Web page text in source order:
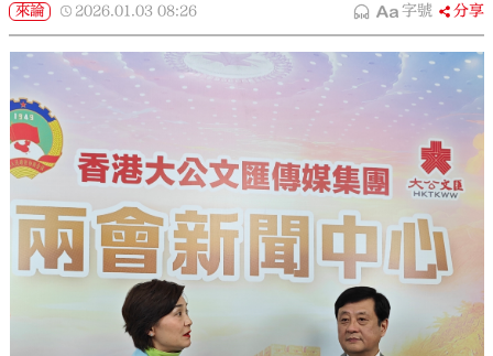
來論 2026.01.03 08:26 字號 分享